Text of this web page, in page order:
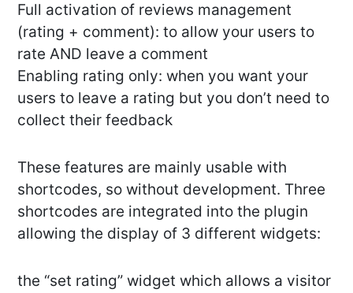
Full activation of reviews management
(rating + comment): to allow your users to
rate AND leave a comment
Enabling rating only: when you want your
users to leave a rating but you don’t need to
collect their feedback
These features are mainly usable with
shortcodes, so without development. Three
shortcodes are integrated into the plugin
allowing the display of 3 different widgets:
the “set rating” widget which allows a visitor